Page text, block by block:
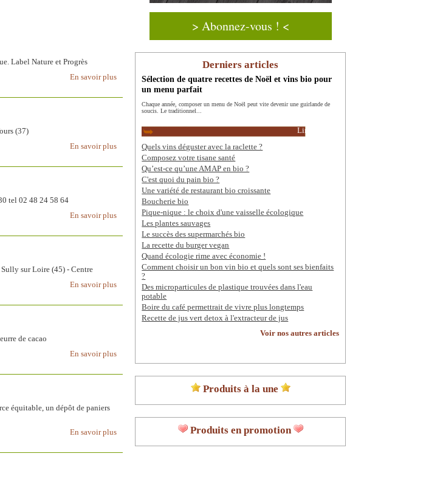
Label Nature et Progrès
En savoir plus
(37)
En savoir plus
tel 02 48 24 58 64
En savoir plus
sur Loire (45) - Centre
En savoir plus
de cacao
En savoir plus
équitable, un dépôt de paniers
En savoir plus
> Abonnez-vous ! <
Derniers articles
Sélection de quatre recettes de Noël et vins bio pour
un menu parfait
Chaque année, composer un menu de Noël peut vite devenir une guirlande de
soucis. Le traditionnel...
Lire la suite
Quels vins déguster avec la raclette ?
Composez votre tisane santé
Qu’est-ce qu’une AMAP en bio ?
C'est quoi du pain bio ?
Une variété de restaurant bio croissante
Boucherie bio
Pique-nique : le choix d'une vaisselle écologique
Les plantes sauvages
Le succès des supermarchés bio
La recette du burger vegan
Quand écologie rime avec économie !
Comment choisir un bon vin bio et quels sont ses bienfaits
?
Des microparticules de plastique trouvées dans l'eau
potable
Boire du café permettrait de vivre plus longtemps
Recette de jus vert detox à l'extracteur de jus
Voir nos autres articles
Produits à la une
Produits en promotion